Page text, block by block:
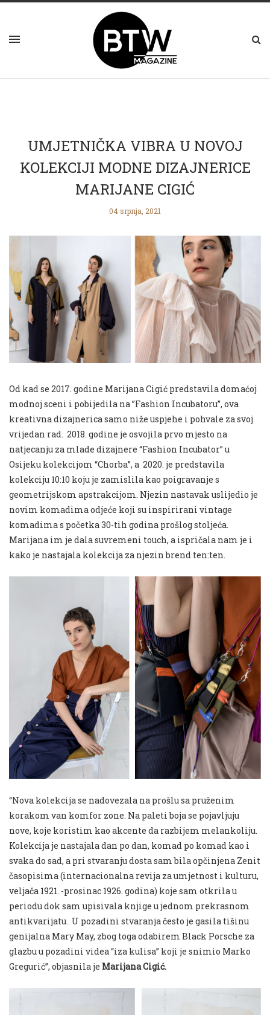
UMJETNIČKA VIBRA U NOVOJ
KOLEKCIJI MODNE DIZAJNERICE
MARIJANE CIGIĆ
04 srpnja, 2021
Od kad se 2017. godine Marijana Cigić predstavila domaćoj
modnoj sceni i pobijedila na ”Fashion Incubatoru”, ova
kreativna dizajnerica samo niže uspjehe i pohvale za svoj
vrijedan rad. 2018. godine je osvojila prvo mjesto na
natjecanju za mlade dizajnere “Fashion Incubator” u
Osijeku kolekcijom “Chorba”, a 2020. je predstavila
kolekciju 10:10 koju je zamislila kao poigravanje s
geometrijskom apstrakcijom. Njezin nastavak uslijedio je
novim komadima odjeće koji su inspirirani vintage
komadima s početka 30-tih godina prošlog stoljeća.
Marijana im je dala suvremeni touch, a ispričala nam je i
kako je nastajala kolekcija za njezin brend ten:ten.
“Nova kolekcija se nadovezala na prošlu sa pruženim
korakom van komfor zone. Na paleti boja se pojavljuju
nove, koje koristim kao akcente da razbijem melankoliju.
Kolekcija je nastajala dan po dan, komad po komad kao i
svaka do sad, a pri stvaranju dosta sam bila opčinjena Zenit
časopisima (internacionalna revija za umjetnost i kulturu,
veljača 1921. -prosinac 1926. godina) koje sam otkrila u
periodu dok sam upisivala knjige u jednom prekrasnom
antikvarijatu. U pozadini stvaranja često je gasila tišinu
genijalna Mary May, zbog toga odabirem Black Porsche za
glazbu u pozadini videa “iza kulisa” koji je snimio Marko
Gregurić”, objasnila je Marijana Cigić.